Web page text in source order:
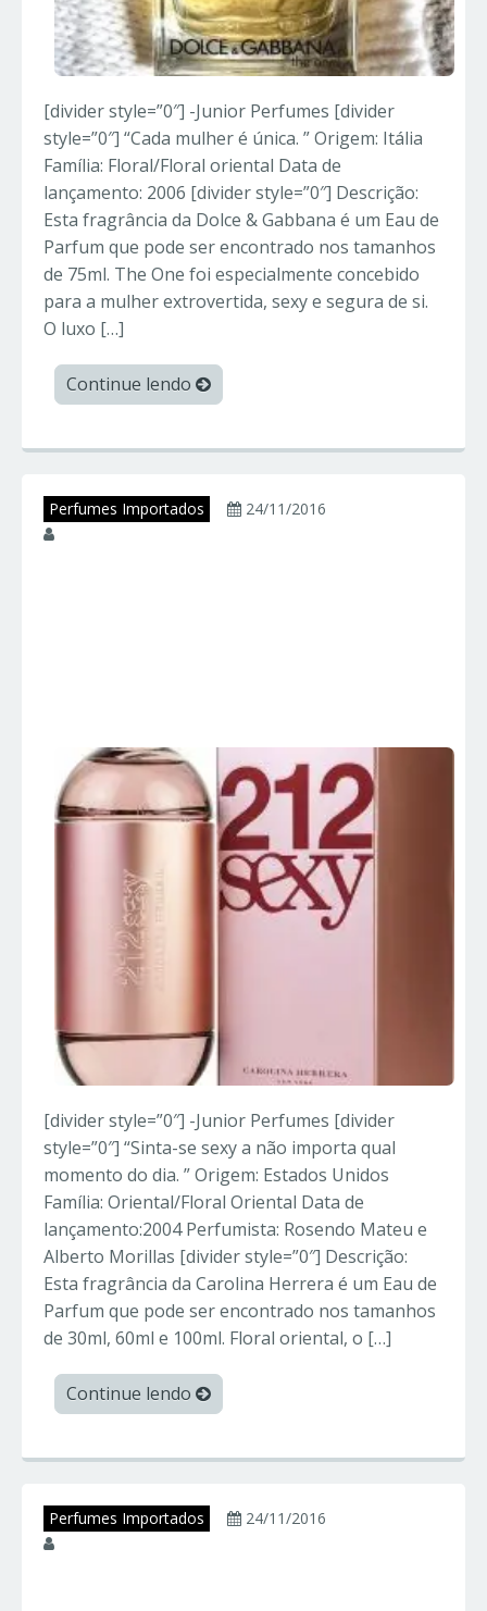
[divider style=”0″] -Junior Perfumes [divider
style=”0″] “Cada mulher é única. ” Origem: Itália
Família: Floral/Floral oriental Data de
lançamento: 2006 [divider style=”0″] Descrição:
Esta fragrância da Dolce & Gabbana é um Eau de
Parfum que pode ser encontrado nos tamanhos
de 75ml. The One foi especialmente concebido
para a mulher extrovertida, sexy e segura de si.
O luxo […]
Continue lendo
Perfumes Importados
24/11/2016
[divider style=”0″] -Junior Perfumes [divider
style=”0″] “Sinta-se sexy a não importa qual
momento do dia. ” Origem: Estados Unidos
Família: Oriental/Floral Oriental Data de
lançamento:2004 Perfumista: Rosendo Mateu e
Alberto Morillas [divider style=”0″] Descrição:
Esta fragrância da Carolina Herrera é um Eau de
Parfum que pode ser encontrado nos tamanhos
de 30ml, 60ml e 100ml. Floral oriental, o […]
Continue lendo
Perfumes Importados
24/11/2016